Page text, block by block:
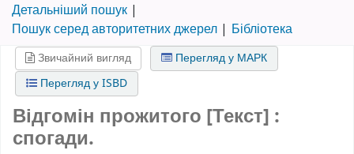
Детальніший пошук
Пошук серед авторитетних джерел
Бібліотека
Звичайний вигляд
Перегляд у МАРК
Перегляд у ISBD
Відгомін прожитого [Текст] :
спогади.